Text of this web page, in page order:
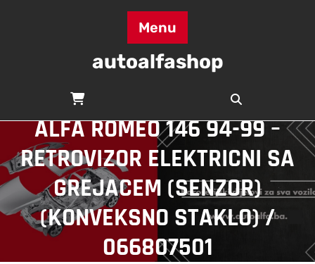
Menu
autoalfashop
ALFA ROMEO 146 94-99 –
RETROVIZOR ELEKTRICNI SA
GREJACEM (SENZOR)
(KONVEKSNO STAKLO) /
066807501